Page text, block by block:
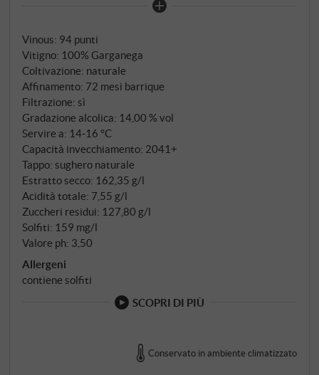
vera rarità e la piccola edizione spiega anche, ma non
ambrati. Albicocca candita, pesca, buccia d'arancia e
una delicata nota di miele al naso, completata da
componenti calde come lo zucchero couleur, le
mandorle tostate e il burro fuso. Al palato è deciso e
accattivante, ma mantiene la sua freschezza a ogni
sorso, con una grande persistenza e una lunghezza
impressionante e indimenticabile. SUPERIORE.DE
Vinous: 94 punti
Vitigno: 100% Garganega
Coltivazione: naturale
Affinamento: 72 mesi barrique
Filtrazione: sì
Gradazione alcolica: 14,00 % vol
Servire a: 14‑16 °C
Capacità invecchiamento: 2041+
Tappo: sughero naturale
Estratto secco: 162,35 g/l
Acidità totale: 7,55 g/l
Zuccheri residui: 127,80 g/l
Solfiti: 159 mg/l
Valore ph: 3,50
Allergeni
contiene solfiti
SCOPRI DI PIÙ
Conservato in ambiente climatizzato